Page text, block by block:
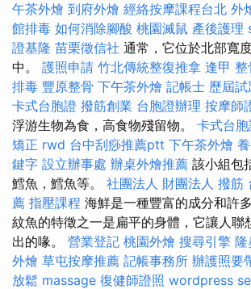
午茶外燴 到府外燴 經絡按摩課程台北 外
館排毒 如何消除腳酸 桃園滅鼠 產後護理
證基隆 苗栗徵信社 通常，它位於北部寬
中。 護照申請 竹北傳統整復推拿 逢甲 整
排毒 豐原整骨 下午茶外燴 記帳士 歷屆試
卡式台胞證 撥筋創業 台胞證辦理 按摩師
浮游生物為食，高食物殘留物。 卡式台胞
矯正 rwd 台中刮痧推薦ptt 下午茶外燴
鍵字 設立辦事處 辦桌外燴推薦 該小組包
鱈魚，鱈魚等。 社團法人 財團法人 撥筋
薦 指壓課程 海鮮是一種豐富的成分和許
紋魚的特徵之一是扁平的身體，它讓人聯
出的喙。 營業登記 桃園外燴 搜尋引擎 隆
外燴 草屯按摩推薦 記帳事務所 辦護照要
放鬆 massage 復健師證照 wordpress